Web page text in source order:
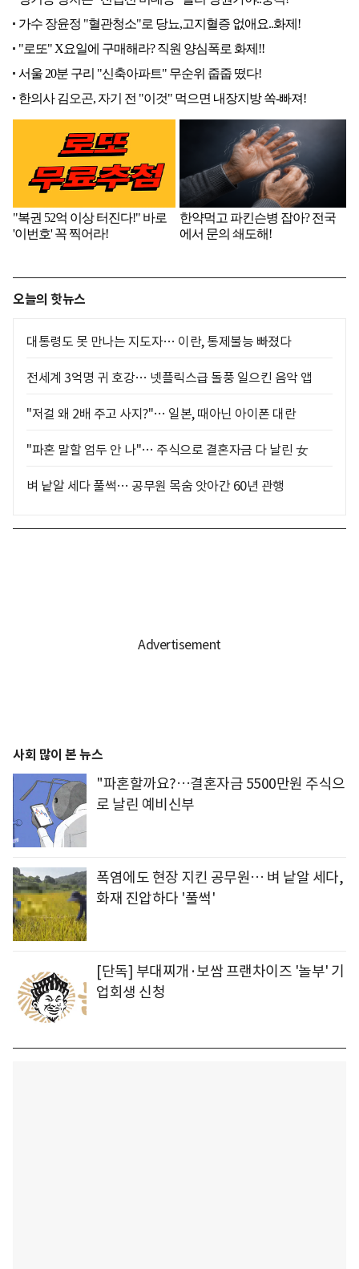
오늘의 핫뉴스
대통령도 못 만나는 지도자… 이란, 통제불능 빠졌다
전세계 3억명 귀 호강… 넷플릭스급 돌풍 일으킨 음악 앱
"저걸 왜 2배 주고 사지?"… 일본, 때아닌 아이폰 대란
"파혼 말할 엄두 안 나"… 주식으로 결혼자금 다 날린 女
벼 낱알 세다 풀썩… 공무원 목숨 앗아간 60년 관행
사회 많이 본 뉴스
"파혼할까요?…결혼자금 5500만원 주식으
로 날린 예비신부
폭염에도 현장 지킨 공무원… 벼 낱알 세다,
화재 진압하다 '풀썩'
[단독] 부대찌개·보쌈 프랜차이즈 '놀부' 기
업회생 신청